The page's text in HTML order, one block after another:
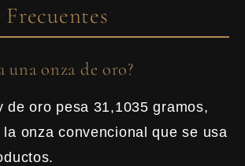
una onza de oro?
de oro pesa 31,1035 gramos,
onza convencional que se usa